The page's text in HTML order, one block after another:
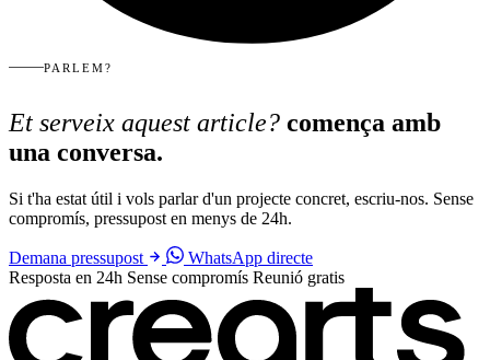
PARLEM?
Et serveix aquest article? comença amb
una conversa.
Si t'ha estat útil i vols parlar d'un projecte concret, escriu-nos. Sense
compromís, pressupost en menys de 24h.
Demana pressupost
WhatsApp directe
Resposta en 24h Sense compromís Reunió gratis